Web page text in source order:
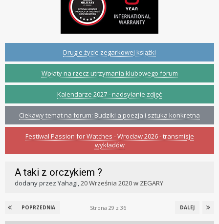
Drugie życie zegarkowej książki
Wpłaty na rzecz utrzymania klubowego forum
Kalendarze 2027 - nadsyłanie zdjęć
Ciekawy temat na forum: Budziki a poezja i sztuka konkretna
Festiwal Passion for Watches - Wrocław 2026 - transmisje
wykładów
A taki z orczykiem ?
dodany przez Yahagi,20 Września 2020w ZEGARY
POPRZEDNIA DALEJ
Strona 29 z 36